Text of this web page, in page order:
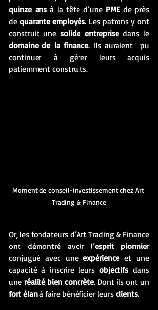
quinze ans à la tête d’une PME de près
de quarante employés. Les patrons y ont
construit une solide entreprise dans le
domaine de la finance. Ils auraient  pu
continuer à gérer leurs acquis
patiemment construits.
Moment de conseil-investissement chez Art
Trading & Finance
Or, les fondateurs d’Art Trading & Finance
ont démontré avoir l’esprit pionnier
conjugué avec une expérience et une
capacité à inscrire leurs objectifs dans
une réalité bien concrète
fort élan à faire bénéficier leurs clients.